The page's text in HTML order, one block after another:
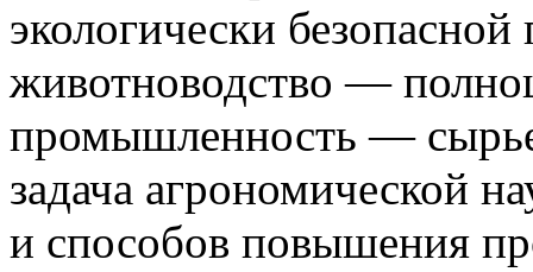
экологически
животноводство —
промышленность —
задача агрономической
и способов повышения